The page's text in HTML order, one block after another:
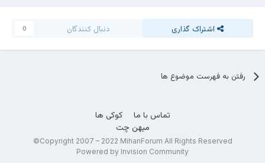
اشتراک گذاری دنبال کنندگان 0
رفتن به فهرست موضوع ها
تماس با ما
کوکی ها
میهن چت
Copyright 2007 – 2022 MihanForum All Rights Reserved©
Powered by Invision Community